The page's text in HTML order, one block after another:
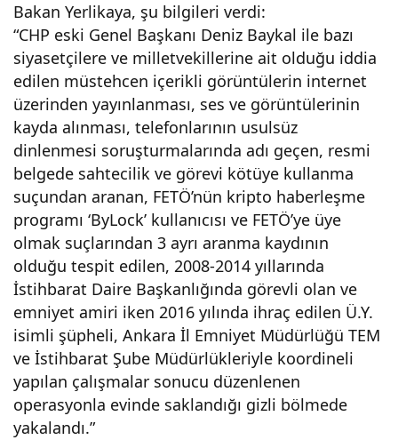
Bakan Yerlikaya, şu bilgileri verdi:
“CHP eski Genel Başkanı Deniz Baykal ile bazı
siyasetçilere ve milletvekillerine ait olduğu iddia
edilen müstehcen içerikli görüntülerin internet
üzerinden yayınlanması, ses ve görüntülerinin
kayda alınması, telefonlarının usulsüz
dinlenmesi soruşturmalarında adı geçen, resmi
belgede sahtecilik ve görevi kötüye kullanma
suçundan aranan, FETÖ’nün kripto haberleşme
programı ‘ByLock’ kullanıcısı ve FETÖ’ye üye
olmak suçlarından 3 ayrı aranma kaydının
olduğu tespit edilen, 2008-2014 yıllarında
İstihbarat Daire Başkanlığında görevli olan ve
emniyet amiri iken 2016 yılında ihraç edilen Ü.Y.
isimli şüpheli, Ankara İl Emniyet Müdürlüğü TEM
ve İstihbarat Şube Müdürlükleriyle koordineli
yapılan çalışmalar sonucu düzenlenen
operasyonla evinde saklandığı gizli bölmede
yakalandı.”
andı
ğı
evd
yak
alan
dı